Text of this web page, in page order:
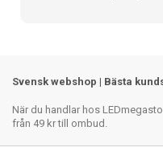
Svensk webshop | Bästa
När du handlar hos
från 49 kr till ombud.